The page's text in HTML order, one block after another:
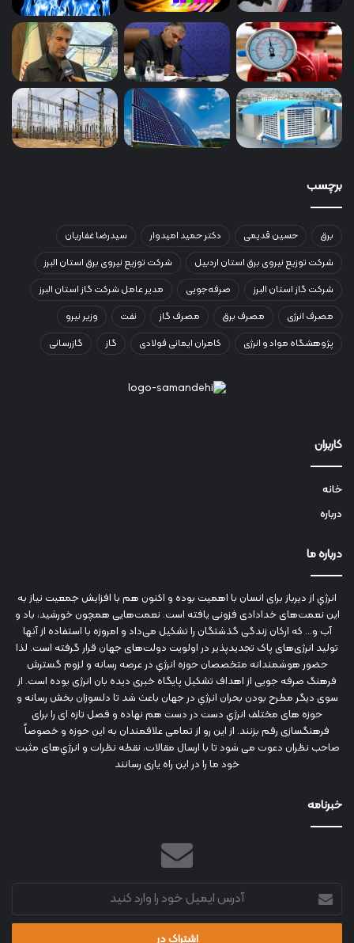
برچسب
برق حسین قدیمی دکتر حمید امیدوار
سیدرضا غفاریان
شرکت توزیع نیروی برق استان اردبیل
شرکت توزیع نیروی برق استان البرز
شرکت گاز استان البرز
صرفه‌جویی
مدیر عامل شرکت گاز استان البرز
مصرف انرژی
مصرف برق مصرف گاز نفت
وزیر نیرو
پژوهشگاه مواد و انرژی
کامران ایمانی فولادی گاز گازرسانی
کاربران
خانه
درباره
درباره ما
انرژي‌ از دیرباز برای انسان با اهمیت بوده و اکنون هم با افزایش جمعیت نیاز به
این نعمت‌های خدادادی فزونی یافته است. نعمت‌هایی همچون خورشید، باد و
آب و... که ارکان زندگی گذشتگان را تشکیل می‌داد و امروزه با استفاده از آنها
تولید انرژی‌های پاک تجدیدپذیر در اولویت دولت‌های جهان قرار گرفته است. لذا
حضور هوشمندانه متخصصان حوزه انرژي در عرصه رسانه و لزوم گسترش
فرهنگ صرفه جویی از اهداف تشکیل پایگاه خبری دیده بان انرژی بوده است. از
سوی دیگر مطرح بودن بحران انرژي در جهان باعث شد تا دلسوزان بخش رسانه و
حوزه های مختلف انرژي دست در دست هم نهاده و فصل تازه ای را برای
فرهنگسازی رقم بزنند. از این رو از تمامی علاقمندان به این حوزه و خصوصاً
صاحب نظران دعوت می شود تا با ارسال مقالات، نقطه نظرات و انرژي‌های مثبت
خود ما را در این راه یاری رسانند
خبرنامه
آدرس
ایمیل
خود